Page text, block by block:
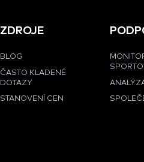
ZDROJE
BLOG
ČASTO KLADENÉ
DOTAZY
STANOVENÍ CEN